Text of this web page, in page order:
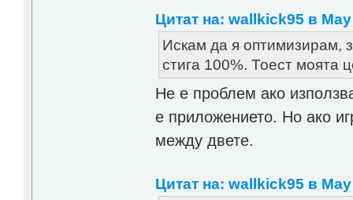
Цитат на: wallkick95 в
Искам да я оптимизирам,
стига 100%. Тоест моята
Не е проблем ако
е приложението. Но ако
между двете.
Цитат на: wallkick95 в